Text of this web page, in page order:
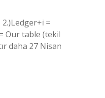
=
Our table (tekil
daha 27 Nisan